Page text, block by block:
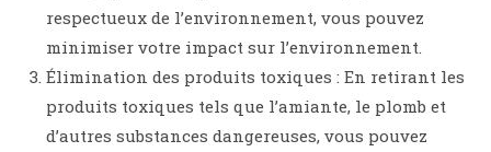
respectueux de l’environnement, vous pouvez
minimiser votre impact sur l’environnement.
Élimination des produits toxiques : En retirant les
produits toxiques tels que l’amiante, le plomb et
d’autres substances dangereuses, vous pouvez